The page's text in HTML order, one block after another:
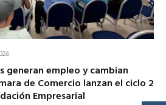
generan empleo y cambian
de Comercio lanzan el ciclo 2
Empresarial